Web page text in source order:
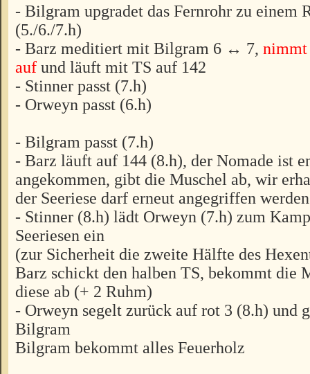
- Bilgram upgradet das Fernrohr zu einem
(5./6./7.h)
- Barz meditiert mit Bilgram 6 ↔ 7, nimmt
auf und läuft mit TS auf 142
- Stinner passt (7.h)
- Orweyn passt (6.h)
- Bilgram passt (7.h)
- Barz läuft auf 144 (8.h), der Nomade ist
angekommen, gibt die Muschel ab, wir
der Seeriese darf erneut angegriffen
- Stinner (8.h) lädt Orweyn (7.h) zum
Seeriesen ein
(zur Sicherheit die zweite Hälfte des
Barz schickt den halben TS, bekommt die
diese ab (+ 2 Ruhm)
- Orweyn segelt zurück auf rot 3 (8.h) und
Bilgram
Bilgram bekommt alles Feuerholz